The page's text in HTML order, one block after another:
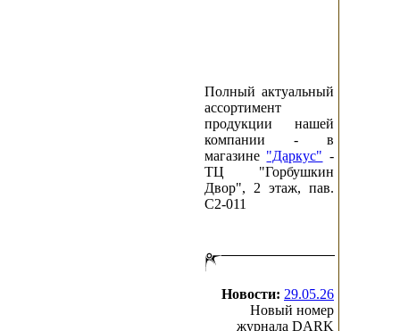
Полный актуальный
ассортимент
продукции нашей
компании - в
магазине "Даркус" -
ТЦ "Горбушкин
Двор", 2 этаж, пав.
C2-011
Новости: 29.05.26
Новый номер
журнала DARK